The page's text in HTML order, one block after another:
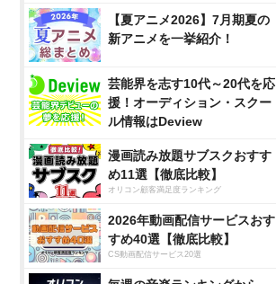
【夏アニメ2026】7月期夏の
新アニメを一挙紹介！
芸能界を志す10代～20代を応
援！オーディション・スクー
ル情報はDeview
漫画読み放題サブスクおすす
め11選【徹底比較】
オリコン顧客満足度ランキング
2026年動画配信サービスおす
すめ40選【徹底比較】
CS動画配信サービス20選